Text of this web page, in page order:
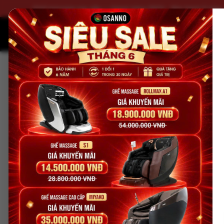
Ghế massage cao cấp — Chính hãng 100% · Bảo hành 5 năm
Ghế massage Sản phẩm khác
Trang chủ Ghế massage Ghế massage Nhật Bản